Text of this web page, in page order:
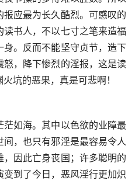
应最为长久酷烈。可感叹的
书人，不以七寸之笔来造福
。反而不能坚守贞节，造下
，降下惨烈的淫报，这是读
坑的恶果，真是可悲啊！
如海。其中以色欲的业障最
，也只有邪淫是最容易令人
因此亡身丧国；许多聪明的
到了今日，恶风淫行更加炽